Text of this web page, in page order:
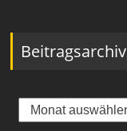
Beitragsarchiv
Beitragsarchiv